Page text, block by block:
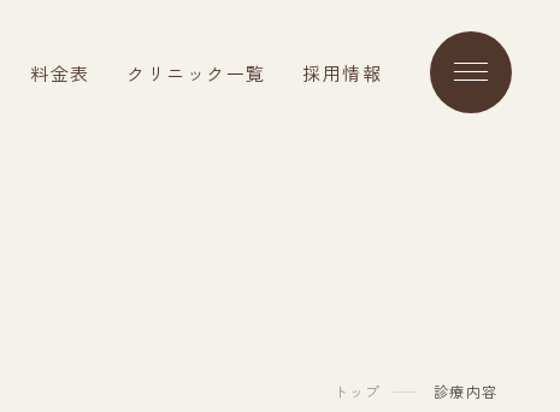
料金表 クリニック一覧 採用情報
トップ 診療内容